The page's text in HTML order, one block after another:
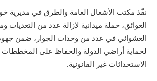
نفّذ مكتب الأشغال العامة والطرق في مديرية
العوائق، حملة ميدانية لإزالة عدد من التعديات
العشوائي في عدد من وحدات الجوار، ضمن
لحماية أراضي الدولة والحفاظ على المخططات
الاستحداثات غير القانونية.